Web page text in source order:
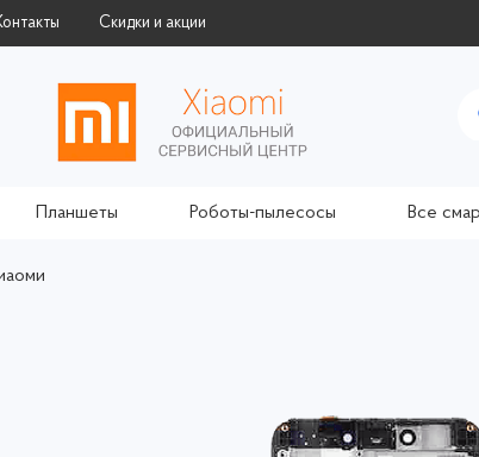
Скидки и акции
Планшеты Роботы-пылесосы Все